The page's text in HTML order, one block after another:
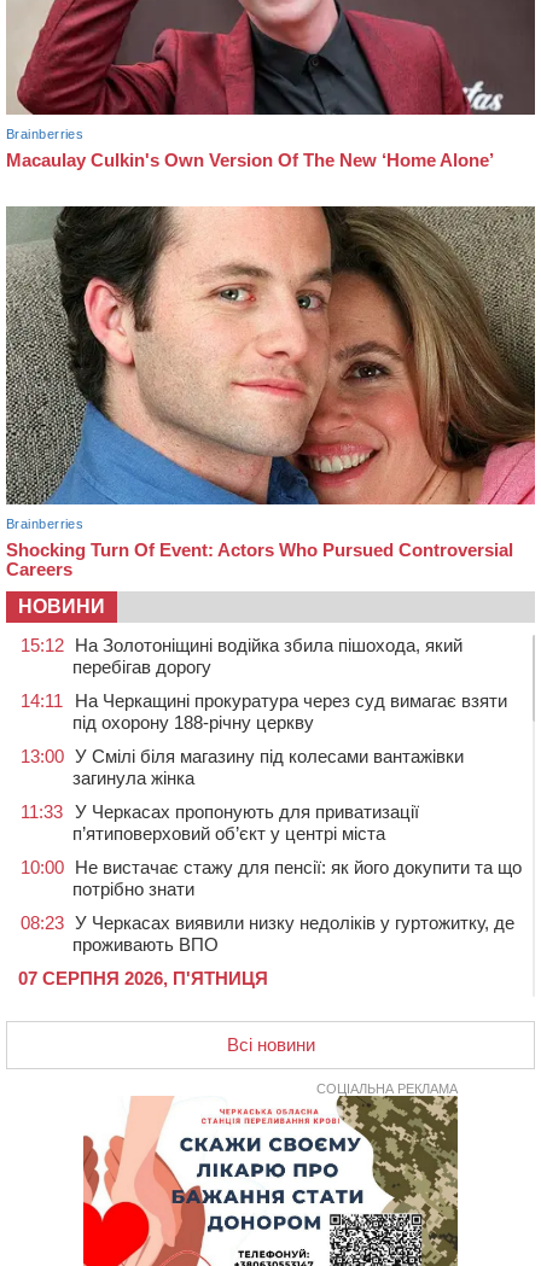
НОВИНИ
15:12 На Золотоніщині водійка збила пішохода, який
перебігав дорогу
14:11
На Черкащині прокуратура через суд вимагає взяти
під охорону 188-річну церкву
13:00 У Смілі біля магазину під колесами вантажівки
загинула жінка
11:33 У Черкасах пропонують для приватизації
п’ятиповерховий об’єкт у центрі міста
10:00 Не вистачає стажу для пенсії: як його докупити та що
потрібно знати
08:23 У Черкасах виявили низку недоліків у гуртожитку, де
проживають ВПО
07 СЕРПНЯ 2026, П'ЯТНИЦЯ
20:13 Черкаси виділять близько 20 млн грн на роботу
ліцею “Перспектива” до кінця року
На Уманщині суд припинив право оренди земельних
ділянок, незаконно переданих іноземцем
Вихователька з Черкас і дві педагогині з області
стали фіналістками Global Teacher Prize Ukraine 2026
Зарядка, йога, сапи та нові знайомства: у Черкасах
закрили сезон літнього табору для людей поважного
Всі новини
СОЦІАЛЬНА РЕКЛАМА